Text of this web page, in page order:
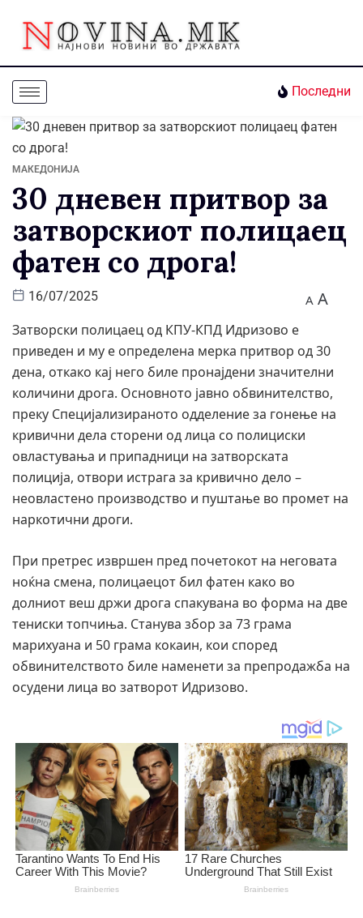
Последни
МАКЕДОНИЈА
30 дневен притвор за
затворскиот полицаец
фатен со дрога!
16/07/2025 A A
Затворски полицаец од КПУ-КПД Идризово е
приведен и му е определена мерка притвор од 30
дена, откако кај него биле пронајдени значителни
количини дрога. Основното јавно обвинителство,
преку Специјализираното одделение за гонење на
кривични дела сторени од лица со полициски
овластувања и припадници на затворската
полиција, отвори истрага за кривично дело –
неовластено производство и пуштање во промет на
наркотични дроги.
При претрес извршен пред почетокот на неговата
ноќна смена, полицаецот бил фатен како во
долниот веш држи дрога спакувана во форма на две
тениски топчиња. Станува збор за 73 грама
марихуана и 50 грама кокаин, кои според
обвинителството биле наменети за препродажба на
осудени лица во затворот Идризово.